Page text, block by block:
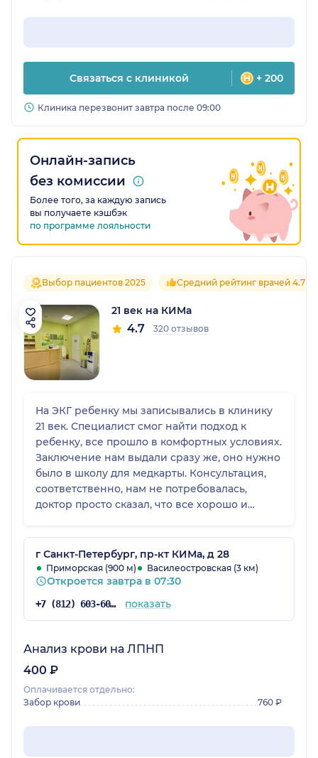
Связаться с клиникой + 200
Клиника перезвонит завтра после 09:00
Онлайн-запись
без комиссии
Более того, за каждую запись
вы получаете кэшбэк
по программе лояльности
Выбор пациентов 2025 Средний рейтинг врачей 4.7
21 век на КИМа
4.7 320 отзывов
На ЭКГ ребенку мы записывались в клинику
21 век. Специалист смог найти подход к
ребенку, все прошло в комфортных условиях.
Заключение нам выдали сразу же, оно нужно
было в школу для медкарты. Консультация,
соответственно, нам не потребовалась,
доктор просто сказал, что все хорошо и
быстро, администраторы в клинике были
приветливые. В этом медицинском центре
мы были первый раз, и все удачно.
г Санкт-Петербург, пр-кт КИМа, д 28
Приморская (900 м) Василеостровская (3 км)
Откроется завтра в 07:30
+7 (812) 603-60-42 показать
Анализ крови на ЛПНП
400 ₽
Оплачивается отдельно:
Забор крови
760 ₽